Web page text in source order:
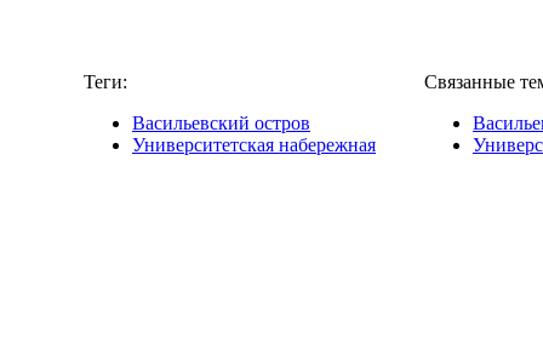
Теги:
Васильевский остров
Университетская набережная
Связанные